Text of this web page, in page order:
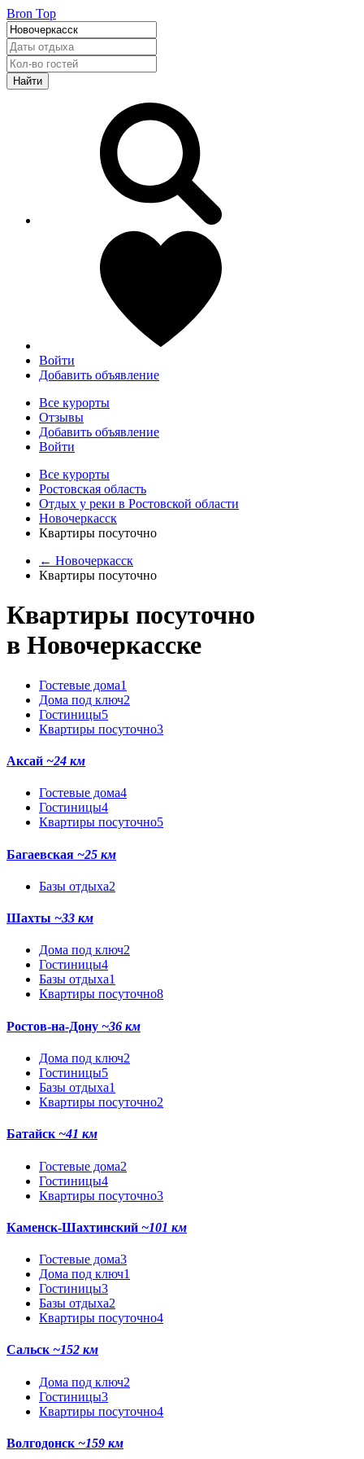
Bron Top
Найти
Войти
Добавить объявление
Все курорты
Отзывы
Добавить объявление
Войти
Все курорты
Ростовская область
Отдых у реки в Ростовской области
Новочеркасск
Квартиры посуточно
← Новочеркасск
Квартиры посуточно
Квартиры посуточно
в Новочеркасске
Гостевые дома1
Дома под ключ2
Гостиницы5
Квартиры посуточно3
Аксай ~24 км
Гостевые дома4
Гостиницы4
Квартиры посуточно5
Багаевская ~25 км
Базы отдыха2
Шахты ~33 км
Дома под ключ2
Гостиницы4
Базы отдыха1
Квартиры посуточно8
Ростов-на-Дону ~36 км
Дома под ключ2
Гостиницы5
Базы отдыха1
Квартиры посуточно2
Батайск ~41 км
Гостевые дома2
Гостиницы4
Квартиры посуточно3
Каменск-Шахтинский ~101 км
Гостевые дома3
Дома под ключ1
Гостиницы3
Базы отдыха2
Квартиры посуточно4
Сальск ~152 км
Дома под ключ2
Гостиницы3
Квартиры посуточно4
Волгодонск ~159 км